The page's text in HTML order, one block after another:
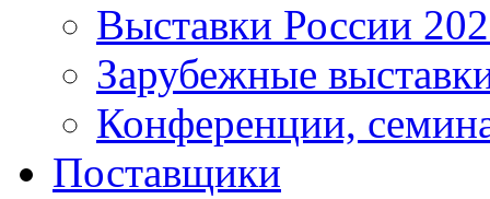
Выставки России
Зарубежные
Конференции,
Поставщики